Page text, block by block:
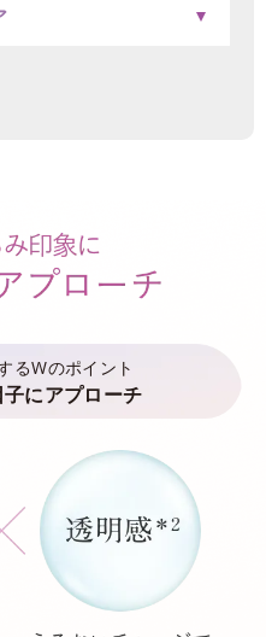
るWのポイント
にアプローチ